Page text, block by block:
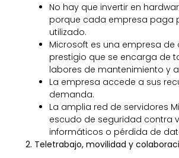
No hay que invertir en
porque cada empresa paga
utilizado.
Microsoft es una empresa de
prestigio que se encarga de
labores de mantenimiento y
La empresa accede a sus
demanda.
La amplia red de servidores
escudo de seguridad contra
informáticos o pérdida de
2. Teletrabajo, movilidad y